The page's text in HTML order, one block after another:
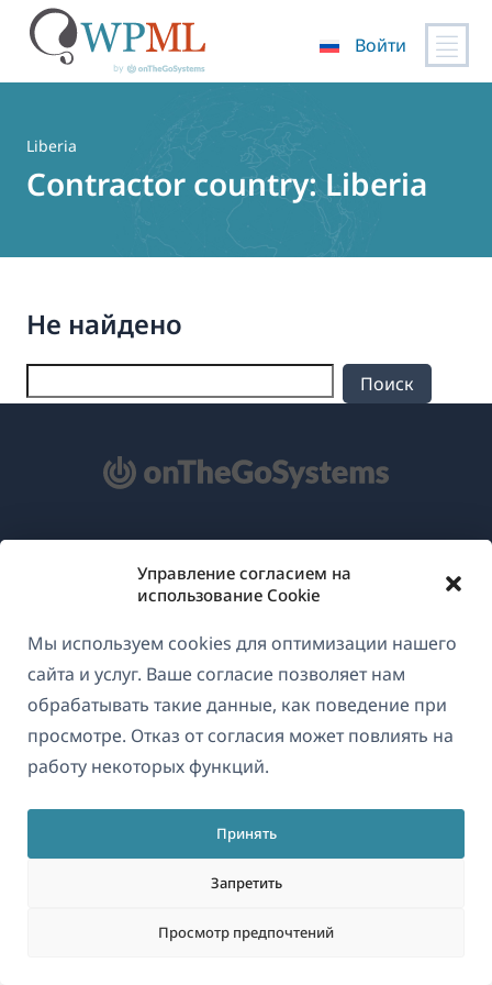
Управление согласием на
использование Cookie
Мы используем cookies для оптимизации нашего
сайта и услуг. Ваше согласие позволяет нам
обрабатывать такие данные, как поведение при
просмотре. Отказ от согласия может повлиять на
работу некоторых функций.
Принять
Запретить
Просмотр предпочтений
содержимому
Войти
Liberia
Contractor country:Liberia
Не найдено
© 2026OnTheGoSystems Limited
Русский
GDPR и политика конфиденциальности
окне)
(открывается
в
новом
окне)
(открывается
в
новом
окне)
(открывается
в
новом